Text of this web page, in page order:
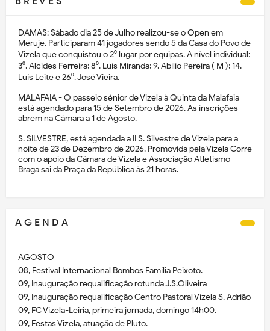
DAMAS: Sábado dia 25 de Julho realizou-se o Open em
Meruje. Participaram 41 jogadores sendo 5 da Casa do Povo de
Vizela que conquistou o 2⁰ lugar por equipas. A nível individual:
3⁰. Alcides Ferreira; 8⁰. Luís Miranda; 9. Abílio Pereira ( M ); 14.
Luís Leite e 26⁰. José Vieira.
MALAFAIA - O passeio sénior de Vizela à Quinta da Malafaia
está agendado para 15 de Setembro de 2026. As inscrições
abrem na Câmara a 1 de Agosto.
S. SILVESTRE, está agendada a II S. Silvestre de Vizela para a
noite de 23 de Dezembro de 2026. Promovida pela Vizela Corre
com o apoio da Câmara de Vizela e Associação Atletismo
Braga sai da Praça da República às 21 horas.
A G E N D A
AGOSTO
08, Festival Internacional Bombos Família Peixoto.
09, Inauguração requalificação rotunda J.S.Oliveira
09, Inauguração requalificação Centro Pastoral Vizela S. Adrião
09, FC Vizela-Leiria, primeira jornada, domingo 14h00.
09, Festas Vizela, atuação de Pluto.